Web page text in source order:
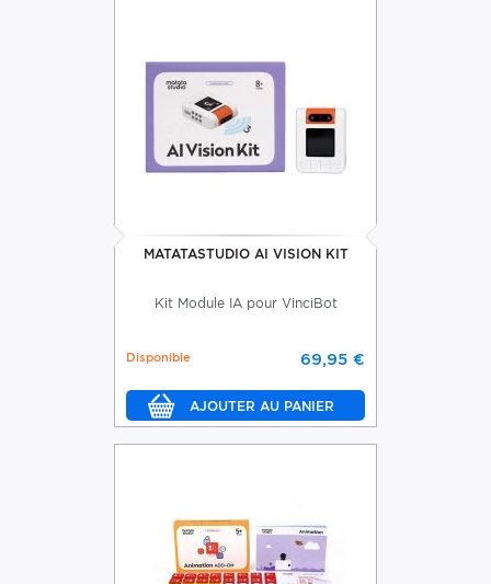
MATATASTUDIO AI VISION KIT
Kit Module IA pour VinciBot
69,95 €
Disponible